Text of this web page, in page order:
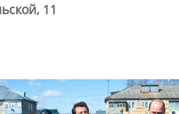
11